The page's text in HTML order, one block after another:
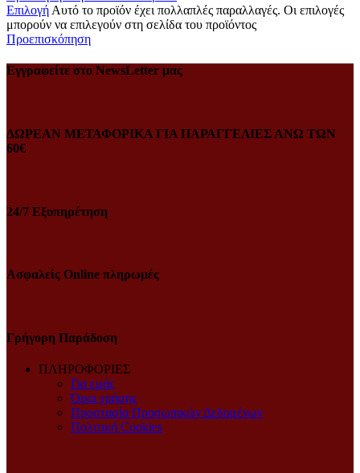
Επιλογή Αυτό το προϊόν έχει πολλαπλές παραλλαγές. Οι επιλογές
μπορούν να επιλεγούν στη σελίδα του προϊόντος
Προεπισκόπηση
Εγγραφείτε στο NewsLetter μας
ΔΩΡΕΑΝ ΜΕΤΑΦΟΡΙΚΑ ΓΙΑ ΠΑΡΑΓΓΕΛΙΕΣ ΑΝΩ ΤΩΝ
60€
24/7 Εξυπηρέτηση
Ασφαλείς Online πληρωμές
Γρήγορη Παράδοση
ΠΛΗΡΟΦΟΡΙΕΣ
Για εμάς
Όροι χρήσης
Προστασία Προσωπικών Δεδομένων
Πολιτική Cookies